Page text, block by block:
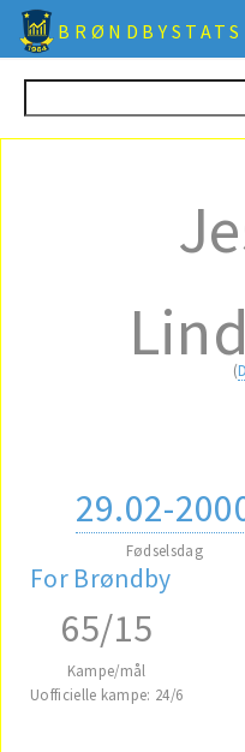
BRØNDBYSTATS
(
29.02-
Fødselsdag
For Brøndby
65/15
Kampe/mål
Uofficielle kampe: 24/6